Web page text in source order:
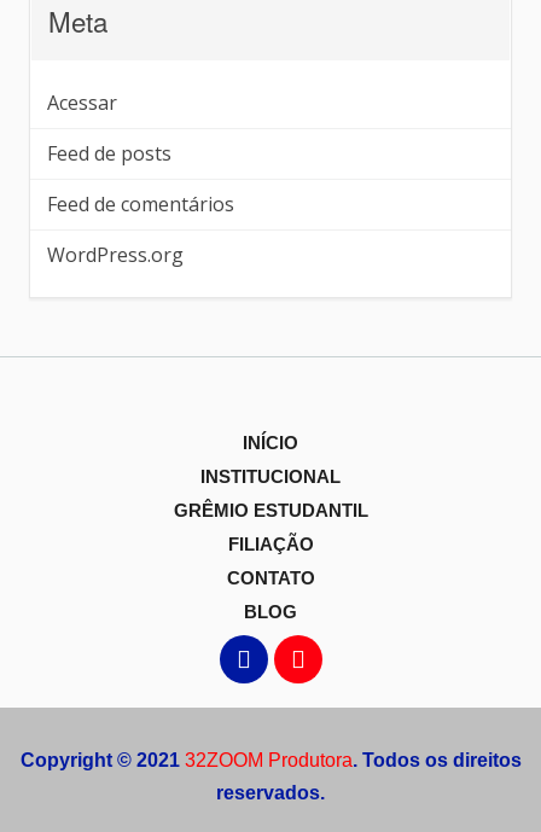
Meta
Acessar
Feed de posts
Feed de comentários
WordPress.org
INÍCIO
INSTITUCIONAL
GRÊMIO ESTUDANTIL
FILIAÇÃO
CONTATO
BLOG
Copyright © 2021 32ZOOM Produtora. Todos os direitos
reservados.